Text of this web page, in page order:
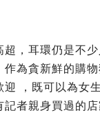
超，耳環仍是不
作為貪新鮮的購
迎 ，既可以為女
者親身買過的店